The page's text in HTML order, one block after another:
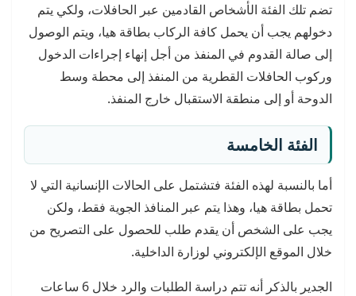
تضم تلك الفئة الأشخاص القادمين عبر الحافلات، ولكي يتم
دخولهم يجب أن يحمل كافة الركاب بطاقة هيا، ويتم الوصول
إلى صالة القدوم في المنفذ من أجل إنهاء إجراءات الدخول
وركوب الحافلات القطرية من المنفذ إلى محطة وسط
الدوحة أو إلى منطقة الاستقبال خارج المنفذ.
الفئة الخامسة
أما بالنسبة لهذه الفئة فتشتمل على الحالات الإنسانية التي لا
تحمل بطاقة هيا، وهذا يتم عبر المنافذ الجوية فقط، ولكن
يجب على الشخص أن يقدم طلب للحصول على التصريح من
خلال الموقع الإلكتروني لوزارة الداخلية.
الجدير بالذكر أنه تتم دراسة الطلبات والرد خلال 6 ساعات